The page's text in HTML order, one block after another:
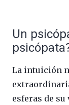
Un
La intuición
esferas de su